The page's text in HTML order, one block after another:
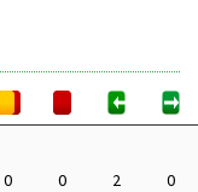
0 0 2
0